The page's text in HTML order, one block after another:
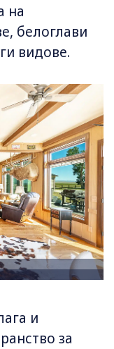
на
белоглави
видове.
и
за